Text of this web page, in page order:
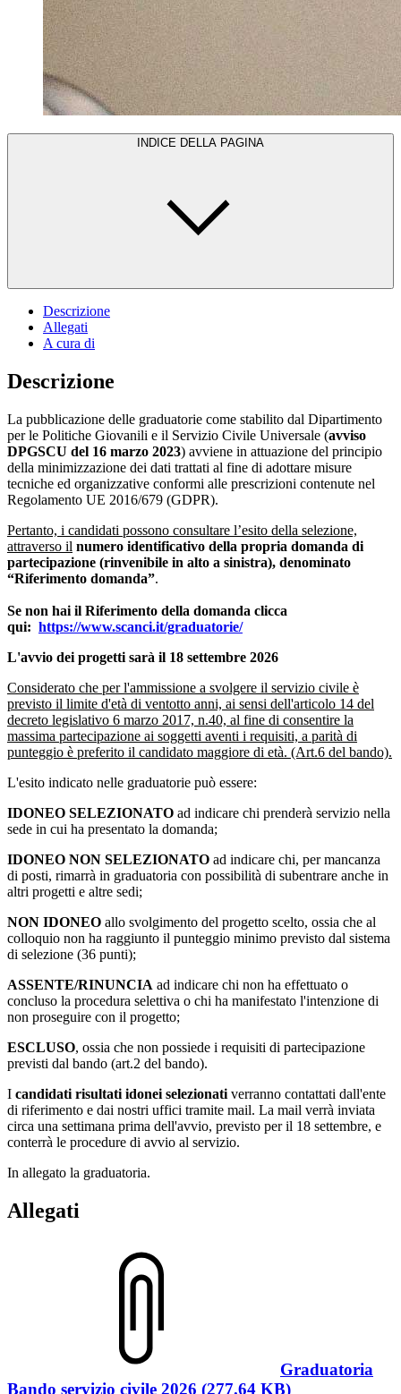
INDICE DELLA PAGINA
Descrizione
Allegati
A cura di
Descrizione
La pubblicazione delle graduatorie come stabilito dal Dipartimento
per le Politiche Giovanili e il Servizio Civile Universale (avviso
DPGSCU del 16 marzo 2023) avviene in attuazione del principio
della minimizzazione dei dati trattati al fine di adottare misure
tecniche ed organizzative conformi alle prescrizioni contenute nel
Regolamento UE 2016/679 (GDPR).
Pertanto, i candidati possono consultare l’esito della selezione,
attraverso il numero identificativo della propria domanda di
partecipazione (rinvenibile in alto a sinistra), denominato
“Riferimento domanda”.
Se non hai il Riferimento della domanda clicca
qui: https://www.scanci.it/graduatorie/
L'avvio dei progetti sarà il 18 settembre 2026
Considerato che per l'ammissione a svolgere il servizio civile è
previsto il limite d'età di ventotto anni, ai sensi dell'articolo 14 del
decreto legislativo 6 marzo 2017, n.40, al fine di consentire la
massima partecipazione ai soggetti aventi i requisiti, a parità di
punteggio è preferito il candidato maggiore di età. (Art.6 del bando).
L'esito indicato nelle graduatorie può essere:
IDONEO SELEZIONATO ad indicare chi prenderà servizio nella
sede in cui ha presentato la domanda;
IDONEO NON SELEZIONATO ad indicare chi, per mancanza
di posti, rimarrà in graduatoria con possibilità di subentrare anche in
altri progetti e altre sedi;
NON IDONEO allo svolgimento del progetto scelto, ossia che al
colloquio non ha raggiunto il punteggio minimo previsto dal sistema
di selezione (36 punti);
ASSENTE/RINUNCIA ad indicare chi non ha effettuato o
concluso la procedura selettiva o chi ha manifestato l'intenzione di
non proseguire con il progetto;
ESCLUSO, ossia che non possiede i requisiti di partecipazione
previsti dal bando (art.2 del bando).
I candidati risultati idonei selezionati verranno contattati dall'ente
di riferimento e dai nostri uffici tramite mail. La mail verrà inviata
circa una settimana prima dell'avvio, previsto per il 18 settembre, e
conterrà le procedure di avvio al servizio.
In allegato la graduatoria.
Allegati
Graduatoria
Bando servizio civile 2026 (277.64 KB)